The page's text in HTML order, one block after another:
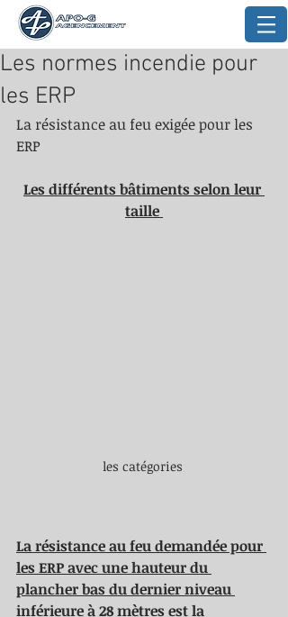
Les normes incendie pour
les ERP
La résistance au feu exigée pour les
ERP
Les différents bâtiments selon leur
taille
les catégories
La résistance au feu demandée pour
les ERP avec une hauteur du
plancher bas du dernier niveau
inférieure à 28 mètres est la